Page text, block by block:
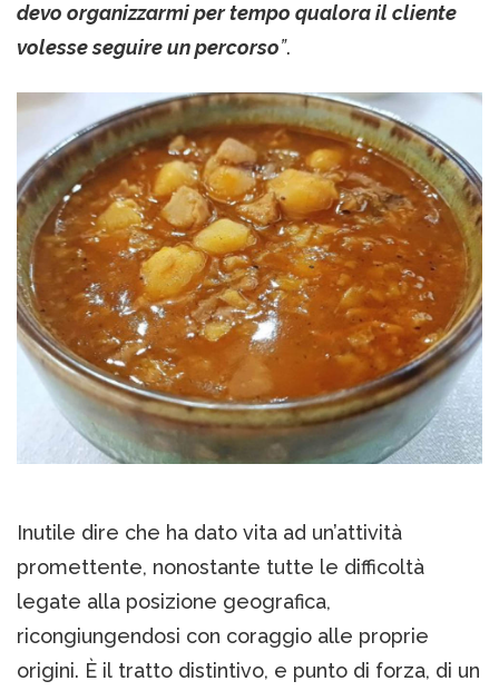
devo organizzarmi per tempo qualora il cliente
volesse seguire un percorso”.
Inutile dire che ha dato vita ad un’attività
promettente, nonostante tutte le difficoltà
legate alla posizione geografica,
ricongiungendosi con coraggio alle proprie
origini. È il tratto distintivo, e punto di forza, di un